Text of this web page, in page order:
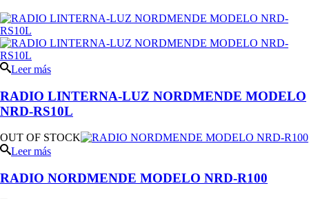
Leer más
RADIO LINTERNA-LUZ NORDMENDE MODELO
NRD-RS10L
OUT OF STOCK
Leer más
RADIO NORDMENDE MODELO NRD-R100